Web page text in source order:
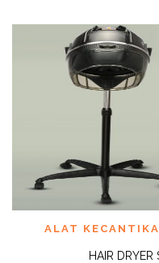
ALAT
HAIR DRYER